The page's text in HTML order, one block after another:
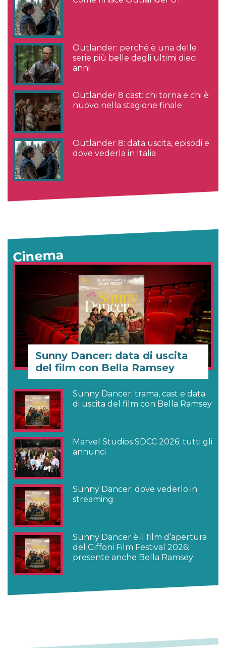
Outlander: perché è una delle
serie più belle degli ultimi dieci
anni
Outlander 8 cast: chi torna e chi è
nuovo nella stagione finale
Outlander 8: data uscita, episodi e
dove vederla in Italia
Cinema
Sunny Dancer: data di uscita
del film con Bella Ramsey
Sunny Dancer: trama, cast e data
di uscita del film con Bella Ramsey
Marvel Studios SDCC 2026: tutti gli
annunci
Sunny Dancer: dove vederlo in
streaming
Sunny Dancer è il film d’apertura
del Giffoni Film Festival 2026:
presente anche Bella Ramsey